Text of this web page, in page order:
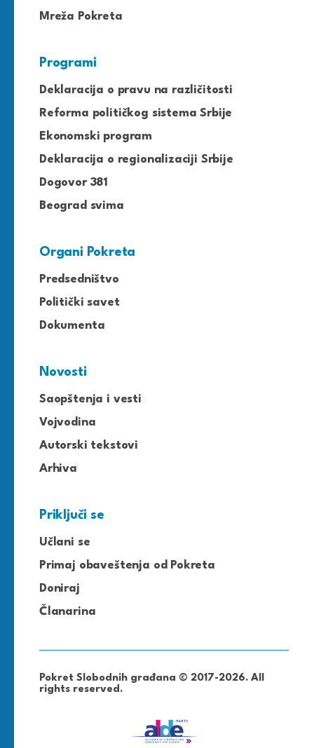
Mreža Pokreta
Programi
Deklaracija o pravu na različitosti
Reforma političkog sistema Srbije
Ekonomski program
Deklaracija o regionalizaciji Srbije
Dogovor 381
Beograd svima
Organi Pokreta
Predsedništvo
Politički savet
Dokumenta
Novosti
Saopštenja i vesti
Vojvodina
Autorski tekstovi
Arhiva
Priključi se
Učlani se
Primaj obaveštenja od Pokreta
Doniraj
Članarina
Pokret Slobodnih građana © 2017-2026. All
rights reserved.